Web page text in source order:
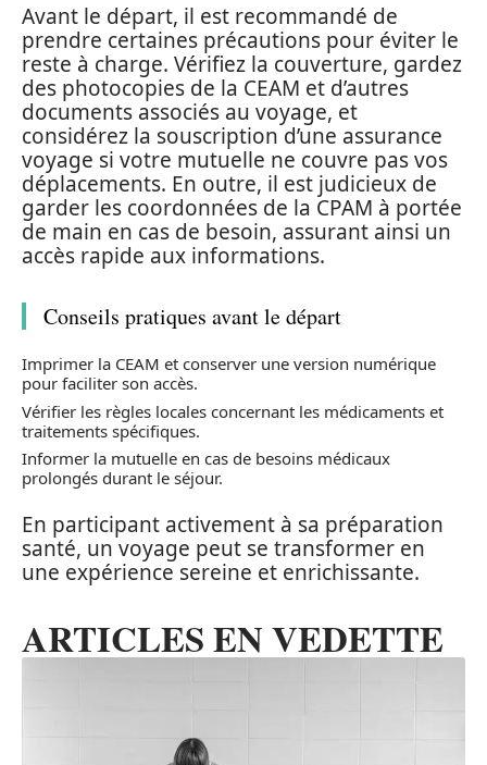
Avant le départ, il est recommandé de
prendre certaines précautions pour éviter le
reste à charge. Vérifiez la couverture, gardez
des photocopies de la CEAM et d’autres
documents associés au voyage, et
considérez la souscription d’une assurance
voyage si votre mutuelle ne couvre pas vos
déplacements. En outre, il est judicieux de
garder les coordonnées de la CPAM à portée
de main en cas de besoin, assurant ainsi un
accès rapide aux informations.
Conseils pratiques avant le départ
Imprimer la CEAM et conserver une version numérique
pour faciliter son accès.
Vérifier les règles locales concernant les médicaments et
traitements spécifiques.
Informer la mutuelle en cas de besoins médicaux
prolongés durant le séjour.
En participant activement à sa préparation
santé, un voyage peut se transformer en
une expérience sereine et enrichissante.
ARTICLES EN VEDETTE